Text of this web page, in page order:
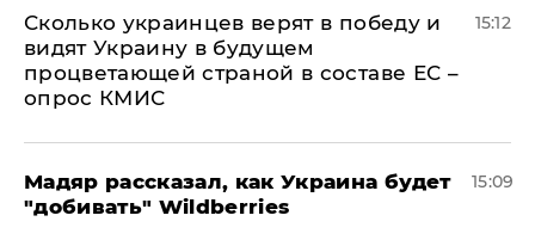
Сколько украинцев верят в победу и
видят Украину в будущем
процветающей страной в составе ЕС –
опрос КМИС
15:12
Мадяр рассказал, как Украина будет
"добивать" Wildberries
15:09